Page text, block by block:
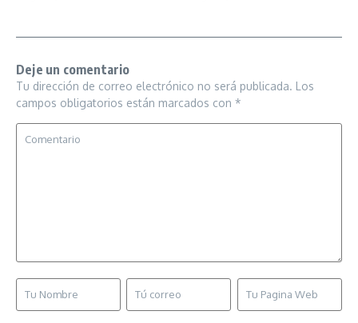
Deje un comentario
Tu dirección de correo electrónico no será publicada. Los
campos obligatorios están marcados con *